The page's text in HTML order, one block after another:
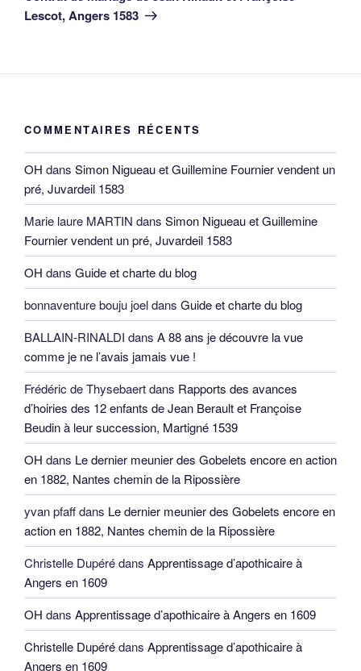
Lescot, Angers 1583
COMMENTAIRES RÉCENTS
OH dans Simon Nigueau et Guillemine Fournier vendent un
pré, Juvardeil 1583
Marie laure MARTIN dans Simon Nigueau et Guillemine
Fournier vendent un pré, Juvardeil 1583
OH dans Guide et charte du blog
bonnaventure bouju joeldans Guide et charte du blog
BALLAIN-RINALDI dans A 88 ans je découvre la vue
comme je ne l’avais jamais vue !
Frédéric de Thysebaertdans Rapports des avances
d’hoiries des 12 enfants de Jean Berault et Françoise
Beudin à leur succession, Martigné 1539
OH dans Le dernier meunier des Gobelets encore en action
en 1882, Nantes chemin de la Ripossière
yvan pfaffdans Le dernier meunier des Gobelets encore en
action en 1882, Nantes chemin de la Ripossière
Christelle Dupérédans Apprentissage d’apothicaire à
Angers en 1609
OH dans Apprentissage d’apothicaire à Angers en 1609
Christelle Dupérédans Apprentissage d’apothicaire à
Angers en 1609